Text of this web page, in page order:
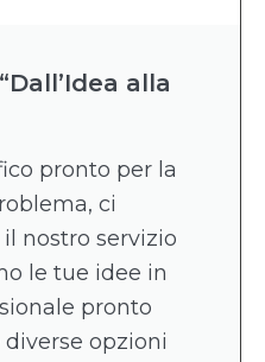
alla
pronto per la
ci
nostro servizio
le tue idee in
pronto
diverse opzioni